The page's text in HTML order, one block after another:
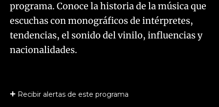
programa. Conoce la historia de la música que
escuchas con monográficos de intérpretes,
tendencias, el sonido del vinilo, influencias y
nacionalidades.
Recibir alertas de este programa